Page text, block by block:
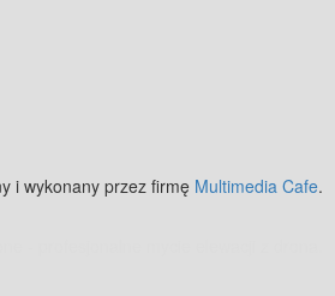
i wykonany przez firmę Multimedia Cafe.